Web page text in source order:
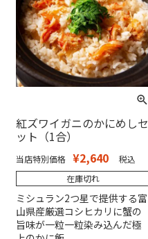
紅ズワイガニのかにめしセ
ット（1合）
当店特別価格 ¥2,640
税込
在庫切れ
ミシュラン2つ星で提供する富
山県産厳選コシヒカリに蟹の
旨味が一粒一粒染み込んだ極